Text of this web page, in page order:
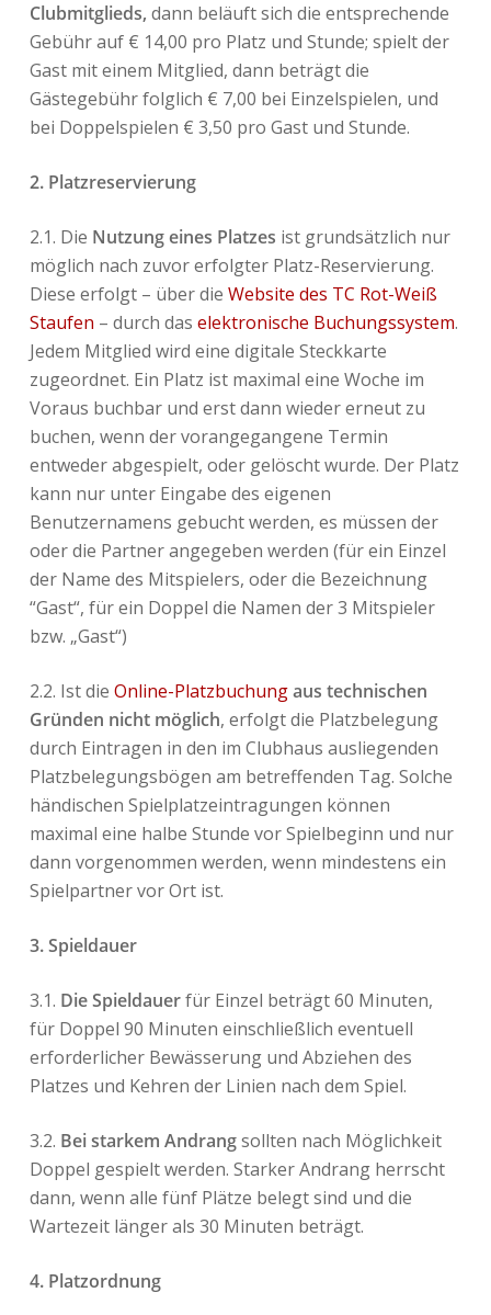
Clubmitglieds, dann beläuft sich die entsprechende
Gebühr auf € 14,00 pro Platz und Stunde; spielt der
Gast mit einem Mitglied, dann beträgt die
Gästegebühr folglich € 7,00 bei Einzelspielen, und
bei Doppelspielen € 3,50 pro Gast und Stunde.
2. Platzreservierung
2.1. Die Nutzung eines Platzes ist grundsätzlich nur
möglich nach zuvor erfolgter Platz-Reservierung.
Diese erfolgt – über die Website des TC Rot-Weiß
Staufen – durch das elektronische Buchungssystem.
Jedem Mitglied wird eine digitale Steckkarte
zugeordnet. Ein Platz ist maximal eine Woche im
Voraus buchbar und erst dann wieder erneut zu
buchen, wenn der vorangegangene Termin
entweder abgespielt, oder gelöscht wurde. Der Platz
kann nur unter Eingabe des eigenen
Benutzernamens gebucht werden, es müssen der
oder die Partner angegeben werden (für ein Einzel
der Name des Mitspielers, oder die Bezeichnung
“Gast“, für ein Doppel die Namen der 3 Mitspieler
bzw. „Gast“)
2.2. Ist die Online-Platzbuchungaus technischen
Gründen nicht möglich, erfolgt die Platzbelegung
durch Eintragen in den im Clubhaus ausliegenden
Platzbelegungsbögen am betreffenden Tag. Solche
händischen Spielplatzeintragungen können
maximal eine halbe Stunde vor Spielbeginn und nur
dann vorgenommen werden, wenn mindestens ein
Spielpartner vor Ort ist.
3. Spieldauer
3.1. Die Spieldauerfür Einzel beträgt 60 Minuten,
für Doppel 90 Minuten einschließlich eventuell
erforderlicher Bewässerung und Abziehen des
Platzes und Kehren der Linien nach dem Spiel.
3.2. Bei starkem Andrangsollten nach Möglichkeit
Doppel gespielt werden. Starker Andrang herrscht
dann, wenn alle fünf Plätze belegt sind und die
Wartezeit länger als 30 Minuten beträgt.
4. Platzordnung